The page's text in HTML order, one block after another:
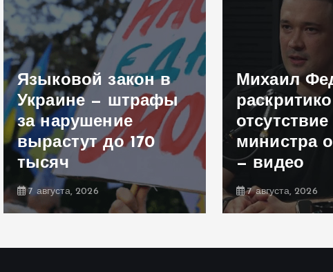
Языковой закон в
Украине — штрафы
за нарушение
вырастут до 170
тысяч
7 августа, 2026
Михаил
отсутствие
министра
— видео
7 августа, 2026